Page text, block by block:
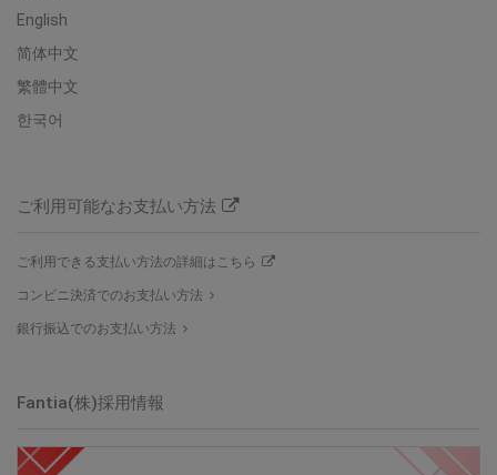
English
简体中文
繁體中文
한국어
ご利用可能なお支払い方法
ご利用できる支払い方法の詳細はこちら
コンビニ決済でのお支払い方法
銀行振込でのお支払い方法
Fantia(株)採用情報